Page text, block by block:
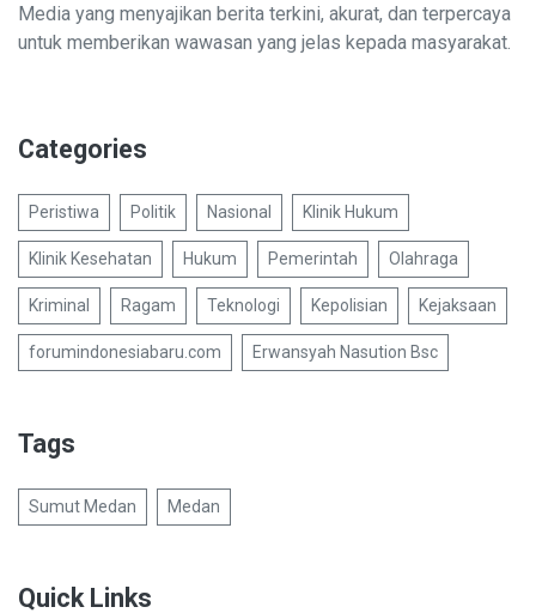
Media yang menyajikan berita terkini, akurat, dan terpercaya
untuk memberikan wawasan yang jelas kepada masyarakat.
Categories
Peristiwa Politik Nasional Klinik Hukum
Klinik Kesehatan Hukum Pemerintah Olahraga
Kriminal Ragam Teknologi Kepolisian Kejaksaan
forumindonesiabaru.com Erwansyah Nasution Bsc
Tags
Sumut Medan Medan
Quick Links